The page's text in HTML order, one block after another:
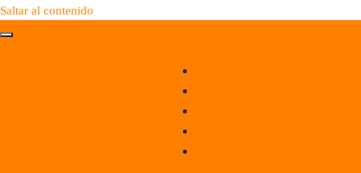
Saltar al contenido